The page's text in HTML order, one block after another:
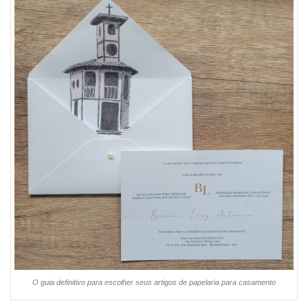
O guia definitivo para escolher seus artigos de papelaria para casamento